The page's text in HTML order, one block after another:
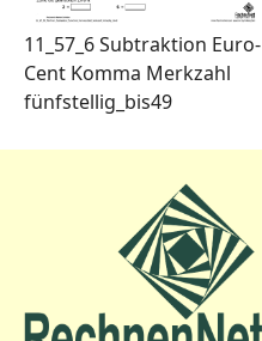
11_57_6 Subtraktion Euro-
Cent Komma Merkzahl
fünfstellig_bis49